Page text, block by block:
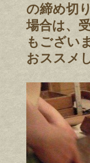
の締め切
場合は、
もござい
おススメ